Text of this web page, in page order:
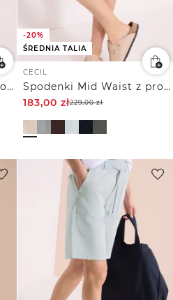
Spodenki Mid Waist z prostymi nogawkami o swobodnym kroju
-20%
ŚREDNIA TALIA
CECIL
Spodenki Mid Waist z prostymi nogawkami o swobodnym kroju
183,00 zł229,00zł